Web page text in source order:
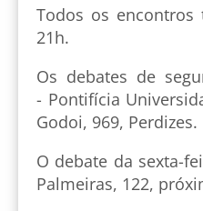
Todos os
21h.
Os debates de
- Pontifícia
Godoi, 969, Perdizes.
O debate da sexta-
Palmeiras, 122,